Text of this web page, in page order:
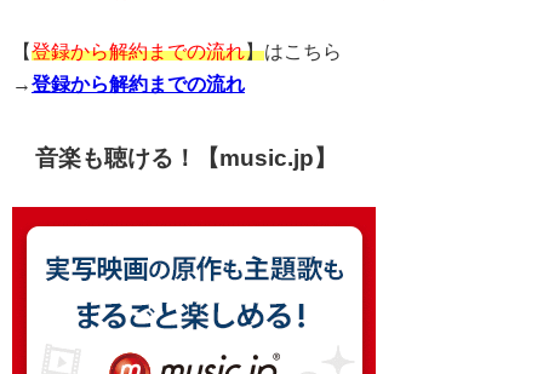
【登録から解約までの流れ】はこちら
→登録から解約までの流れ
音楽も聴ける！【music.jp】